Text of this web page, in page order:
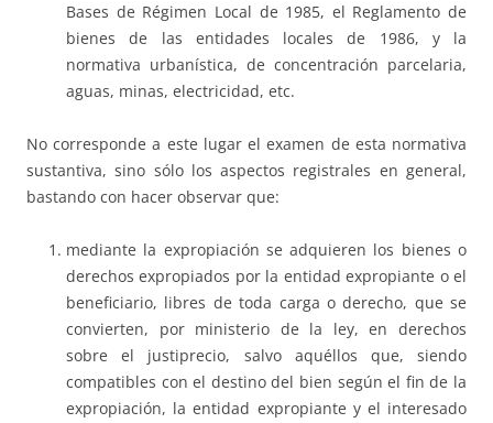
Bases de Régimen Local de 1985, el Reglamento de
bienes de las entidades locales de 1986, y la
normativa urbanística, de concentración parcelaria,
aguas, minas, electricidad, etc.
No corresponde a este lugar el examen de esta normativa
sustantiva, sino sólo los aspectos registrales en general,
bastando con hacer observar que:
mediante la expropiación se adquieren los bienes o
derechos expropiados por la entidad expropiante o el
beneficiario, libres de toda carga o derecho, que se
convierten, por ministerio de la ley, en derechos
sobre el justiprecio, salvo aquéllos que, siendo
compatibles con el destino del bien según el fin de la
expropiación, la entidad expropiante y el interesado